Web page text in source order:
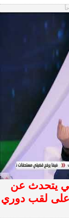
يتحدث عن
على لقب دوري